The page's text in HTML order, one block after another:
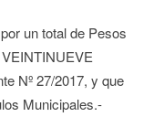
un total de Pesos
Nº 27/2017, y que
Municipales.-